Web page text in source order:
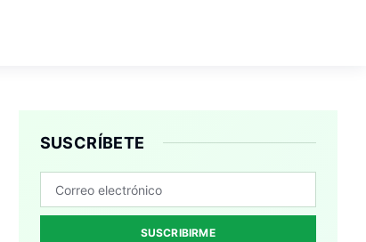
SUSCRÍBETE
SUSCRIBIRME